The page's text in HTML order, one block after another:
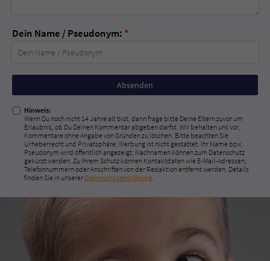
Dein Name / Pseudonym: *
Nicht
ausfüllen!
Hinweis:
Wenn Du noch nicht 14 Jahre alt bist, dann frage bitte Deine Eltern zuvor um
Erlaubnis, ob Du Deinen Kommentar abgeben darfst. Wir behalten uns vor,
Kommentare ohne Angabe von Gründen zu löschen. Bitte beachten Sie
Urheberrecht und Privatsphäre; Werbung ist nicht gestattet. Ihr Name bzw.
Pseudonym wird öffentlich angezeigt; Nachnamen können zum Datenschutz
gekürzt werden. Zu Ihrem Schutz können Kontaktdaten wie E-Mail-Adressen,
Telefonnummern oder Anschriften von der Redaktion entfernt werden. Details
finden Sie in unserer Datenschutzerklärung